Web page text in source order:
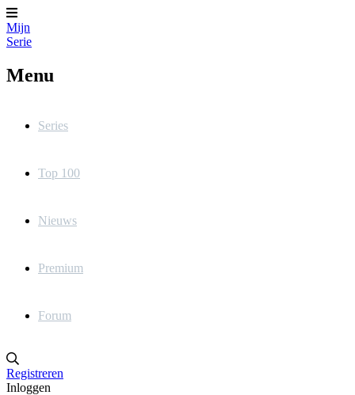
Mijn
Serie
Menu
Series
Top 100
Nieuws
Premium
Forum
Registreren
Inloggen